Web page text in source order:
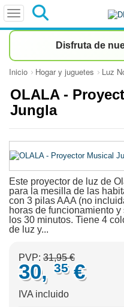
Disfruta de
Inicio Hogar y juguetes Luz
OLALA -
Jungla
Este proyector de luz de
para la mesilla de las
con 3 pilas AAA (no
horas de funcionamiento
los 30 minutos. Tiene 4
de luz y...
PVP: 31,95 €
30, 35 €
IVA incluido